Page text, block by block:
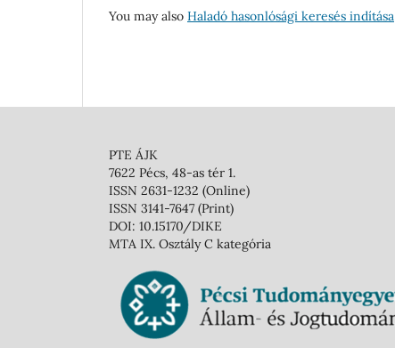
You may also Haladó hasonlósági keresés indítása
PTE ÁJK
7622 Pécs, 48-as tér 1.
ISSN 2631-1232 (Online)
ISSN 3141-7647 (Print)
DOI: 10.15170/DIKE
MTA IX. Osztály C kategória